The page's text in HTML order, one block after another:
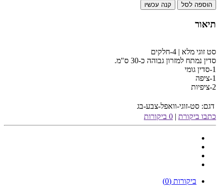
הוספה לסל קנה עכשיו
תיאור
סט זוגי מלא | 4-חלקים
סדין נמתח למזרון גבוהה כ-30 ס"מ.
1-סדין גומי
1-ציפה
2-ציפיות
דגם: סט-זוגי-וואפל-צבע-בג
כתבו ביקורת | 0 ביקורות
ביקורות (0)